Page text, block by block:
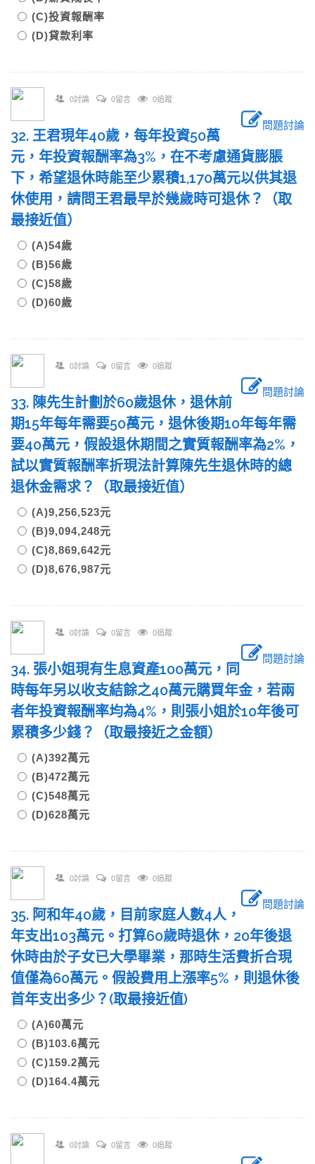
(C)投資報酬率
(D)貸款利率
0討論 0留言 0追蹤
問題討論
32. 王君現年40歲，每年投資50萬
元，年投資報酬率為3%，在不考慮通貨膨脹
下，希望退休時能至少累積1,170萬元以供其退
休使用，請問王君最早於幾歲時可退休？（取
最接近值）
(A)54歲
(B)56歲
(C)58歲
(D)60歲
0討論 0留言 0追蹤
問題討論
33. 陳先生計劃於60歲退休，退休前
期15年每年需要50萬元，退休後期10年每年需
要40萬元，假設退休期間之實質報酬率為2%，
試以實質報酬率折現法計算陳先生退休時的總
退休金需求？（取最接近值）
(A)9,256,523元
(B)9,094,248元
(C)8,869,642元
(D)8,676,987元
0討論 0留言 0追蹤
問題討論
34. 張小姐現有生息資產100萬元，同
時每年另以收支結餘之40萬元購買年金，若兩
者年投資報酬率均為4%，則張小姐於10年後可
累積多少錢？（取最接近之金額）
(A)392萬元
(B)472萬元
(C)548萬元
(D)628萬元
0討論 0留言 0追蹤
問題討論
35. 阿和年40歲，目前家庭人數4人，
年支出103萬元。打算60歲時退休，20年後退
休時由於子女已大學畢業，那時生活費折合現
值僅為60萬元。假設費用上漲率5%，則退休後
首年支出多少？(取最接近值)
(A)60萬元
(B)103.6萬元
(C)159.2萬元
(D)164.4萬元
0討論 0留言 0追蹤